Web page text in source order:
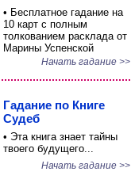
• Бесплатное гадание на
10 карт с полным
толкованием расклада от
Марины Успенской
Начать гадание >>
Гадание по Книге
Судеб
• Эта книга знает тайны
твоего будущего...
Начать гадание >>